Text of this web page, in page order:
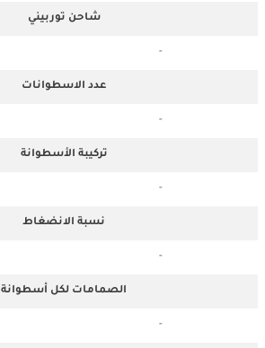
شاحن توربيني
-
عدد الاسطوانات
-
تركيبة الأسطوانة
-
نسبة الانضغاط
-
الصمامات لكل أسطوانة
-